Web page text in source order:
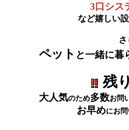
3口シス
など嬉しい
さ
ペット と一緒に暮
残
大人気のため多数お問
お早めにお